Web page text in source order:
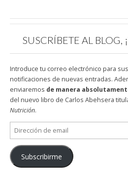
SUSCRÍBETE AL BLOG,
Introduce tu correo electrónico para
notificaciones de nuevas entradas.
enviaremos de manera
del nuevo libro de Carlos Abehsera
Nutrición.
Dirección
de
email
Subscribirme